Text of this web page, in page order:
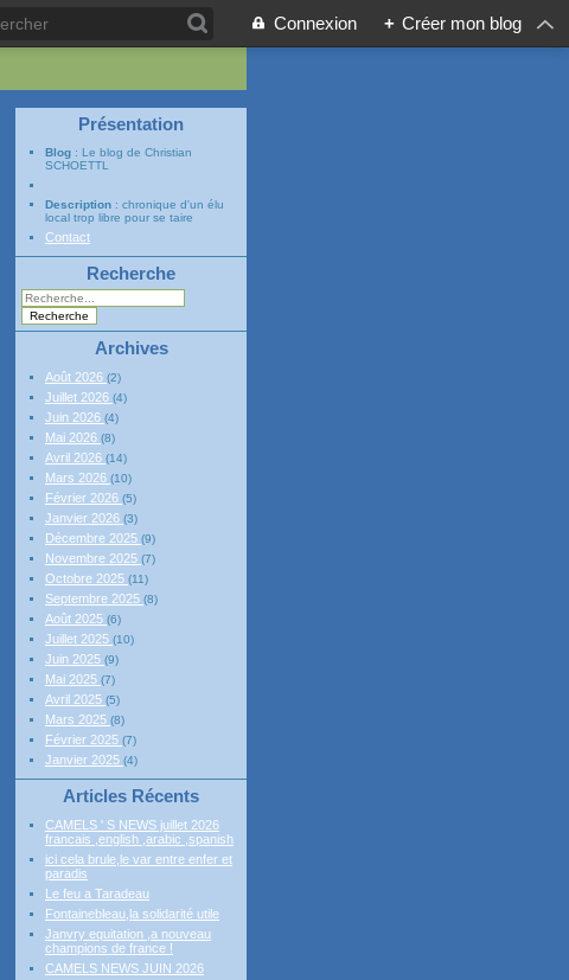
Connexion + Créer mon blog
Présentation
Blog : Le blog de Christian
SCHOETTL
Description : chronique d'un élu
local trop libre pour se taire
Contact
Recherche
Archives
Août 2026 (2)
Juillet 2026 (4)
Juin 2026 (4)
Mai 2026 (8)
Avril 2026 (14)
Mars 2026 (10)
Février 2026 (5)
Janvier 2026 (3)
Décembre 2025 (9)
Novembre 2025 (7)
Octobre 2025 (11)
Septembre 2025 (8)
Août 2025 (6)
Juillet 2025 (10)
Juin 2025 (9)
Mai 2025 (7)
Avril 2025 (5)
Mars 2025 (8)
Février 2025 (7)
Janvier 2025 (4)
Articles Récents
CAMELS ' S NEWS juillet 2026
francais ,english ,arabic ,spanish
ici cela brule,le var entre enfer et
paradis
Le feu a Taradeau
Fontainebleau,la solidarité utile
Janvry equitation ,a nouveau
champions de france !
CAMELS NEWS JUIN 2026